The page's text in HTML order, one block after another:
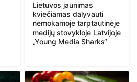
Lietuvos jaunimas
kviečiamas dalyvauti
nemokamoje tarptautinėje
medijų stovykloje Latvijoje
„Young Media Sharks“